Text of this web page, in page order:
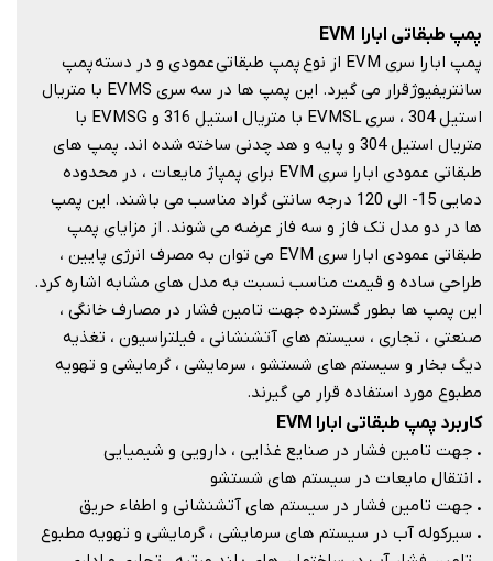
پمپ طبقاتی ابارا EVM
پمپ ابارا سری EVM از نوع پمپ طبقاتی عمودی و در دسته پمپ
سانتریفیوژ قرار می گیرد. این پمپ ها در سه سری EVMS با متریال
استیل 304 ، سری EVMSL با متریال استیل 316 و EVMSG با
متریال استیل 304 و پایه و هد چدنی ساخته شده اند. پمپ های
طبقاتی عمودی ابارا سری EVM برای پمپاژ مایعات ، در محدوده
دمایی 15- الی 120 درجه سانتی گراد مناسب می باشند. این پمپ
ها در دو مدل تک فاز و سه فاز عرضه می شوند. از مزایای پمپ
طبقاتی عمودی ابارا سری EVM می توان به مصرف انرژی پایین ،
طراحی ساده و قیمت مناسب نسبت به مدل های مشابه اشاره کرد.
این پمپ ها بطور گسترده جهت تامین فشار در مصارف خانگی ،
صنعتی ، تجاری ، سیستم های آتشنشانی ، فیلتراسیون ، تغذیه
دیگ بخار و سیستم های شستشو ، سرمایشی ، گرمایشی و تهویه
مطبوع مورد استفاده قرار می گیرند.​​​​​​​
کاربرد پمپ طبقاتی ابارا EVM
. جهت تامین فشار در صنایع غذایی ، دارویی و شیمیایی
. انتقال مایعات در سیستم های شستشو
. جهت تامین فشار در سیستم های آتشنشانی و اطفاء حریق
. سیرکوله آب در سیستم های سرمایشی ، گرمایشی و تهویه مطبوع